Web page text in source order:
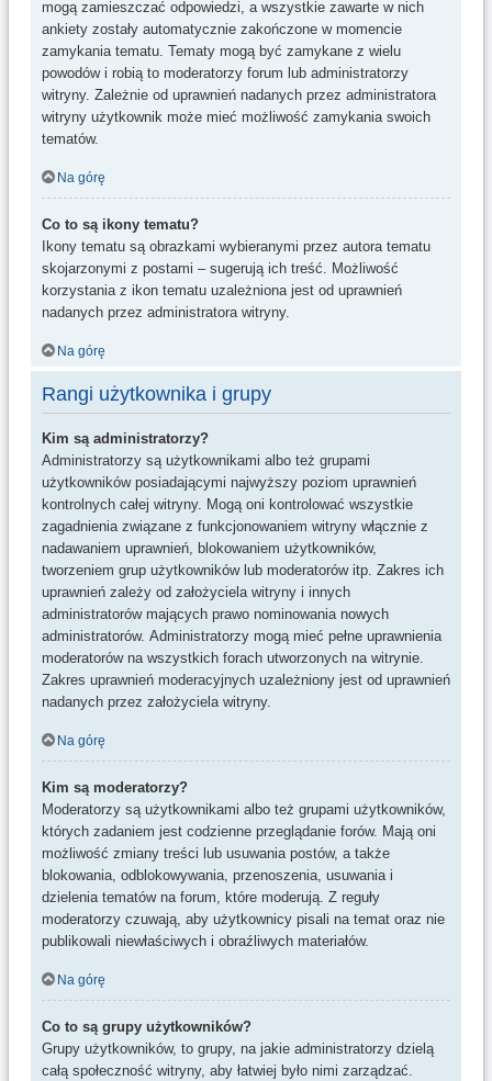
mogą zamieszczać odpowiedzi, a wszystkie zawarte w nich
ankiety zostały automatycznie zakończone w momencie
zamykania tematu. Tematy mogą być zamykane z wielu
powodów i robią to moderatorzy forum lub administratorzy
witryny. Zależnie od uprawnień nadanych przez administratora
witryny użytkownik może mieć możliwość zamykania swoich
tematów.
Na górę
Co to są ikony tematu?
Ikony tematu są obrazkami wybieranymi przez autora tematu
skojarzonymi z postami – sugerują ich treść. Możliwość
korzystania z ikon tematu uzależniona jest od uprawnień
nadanych przez administratora witryny.
Na górę
Rangi użytkownika i grupy
Kim są administratorzy?
Administratorzy są użytkownikami albo też grupami
użytkowników posiadającymi najwyższy poziom uprawnień
kontrolnych całej witryny. Mogą oni kontrolować wszystkie
zagadnienia związane z funkcjonowaniem witryny włącznie z
nadawaniem uprawnień, blokowaniem użytkowników,
tworzeniem grup użytkowników lub moderatorów itp. Zakres ich
uprawnień zależy od założyciela witryny i innych
administratorów mających prawo nominowania nowych
administratorów. Administratorzy mogą mieć pełne uprawnienia
moderatorów na wszystkich forach utworzonych na witrynie.
Zakres uprawnień moderacyjnych uzależniony jest od uprawnień
nadanych przez założyciela witryny.
Na górę
Kim są moderatorzy?
Moderatorzy są użytkownikami albo też grupami użytkowników,
których zadaniem jest codzienne przeglądanie forów. Mają oni
możliwość zmiany treści lub usuwania postów, a także
blokowania, odblokowywania, przenoszenia, usuwania i
dzielenia tematów na forum, które moderują. Z reguły
moderatorzy czuwają, aby użytkownicy pisali na temat oraz nie
publikowali niewłaściwych i obraźliwych materiałów.
Na górę
Co to są grupy użytkowników?
Grupy użytkowników, to grupy, na jakie administratorzy dzielą
całą społeczność witryny, aby łatwiej było nimi zarządzać.